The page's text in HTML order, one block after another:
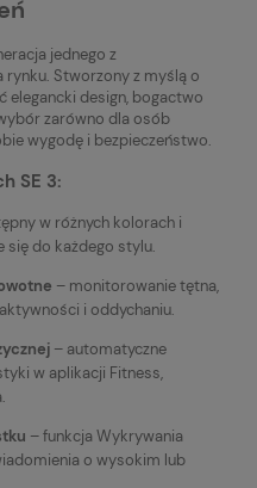
jednego z
Stworzony z myślą o
elegancki design, bogactwo
zarówno dla osób
wygodę i bezpieczeństwo.
SE 3:
w różnych kolorach i
się do każdego stylu.
– monitorowanie tętna,
i oddychaniu.
– automatyczne
w aplikacji Fitness,
– funkcja Wykrywania
o wysokim lub